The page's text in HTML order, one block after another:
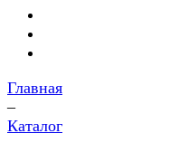
Главная
–
Каталог